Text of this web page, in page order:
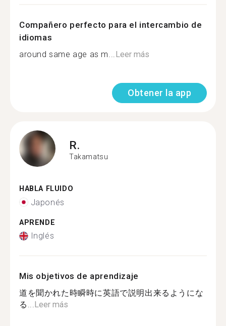
Compañero perfecto para el intercambio de
idiomas
around same age as m...Leer más
Obtener la app
R.
Takamatsu
HABLA FLUIDO
Japonés
APRENDE
Inglés
Mis objetivos de aprendizaje
道を聞かれた時瞬時に英語で説明出来るようにな
る...Leer más